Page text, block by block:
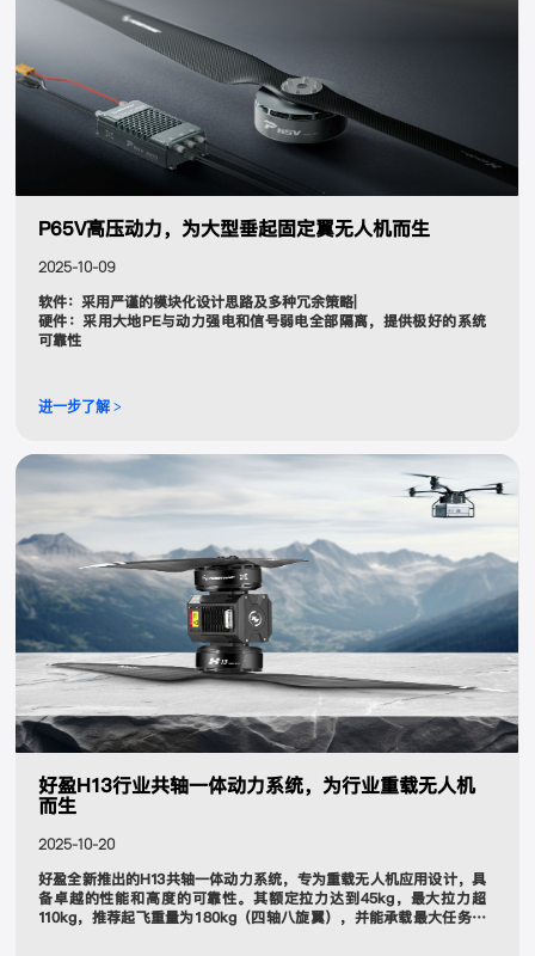
P65V高压动力，为大型垂起固定翼无人机而生
2025-10-09
软件：采用严谨的模块化设计思路及多种冗余策略|
硬件：采用大地PE与动力强电和信号弱电全部隔离，提供极好的系统
可靠性
进一步了解 >
好盈H13行业共轴一体动力系统，为行业重载无人机
而生
2025-10-20
好盈全新推出的H13共轴一体动力系统，专为重载无人机应用设计，具
备卓越的性能和高度的可靠性。其额定拉力达到45kg，最大拉力超
110kg，推荐起飞重量为180kg（四轴八旋翼），并能承载最大任务负